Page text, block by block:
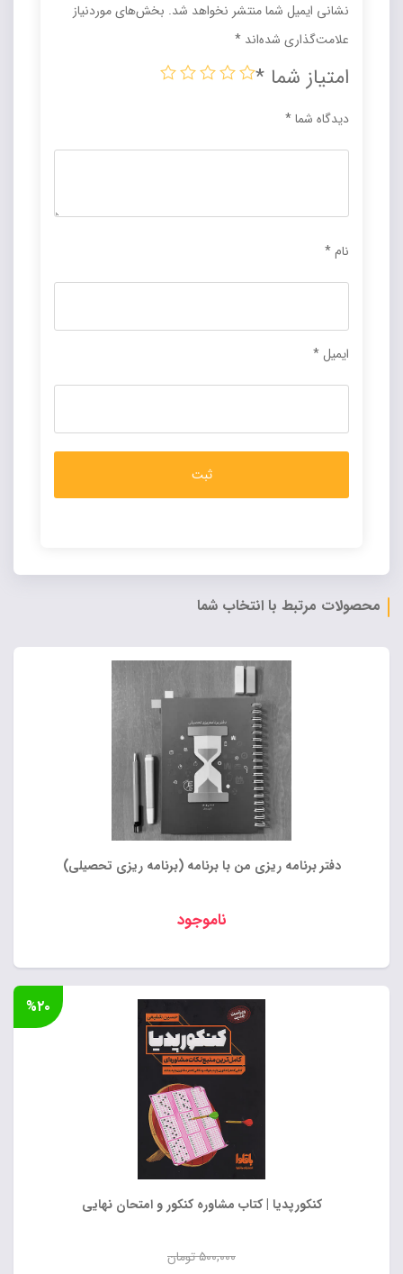
نشانی ایمیل شما منتشر نخواهد شد. بخش‌های موردنیاز
علامت‌گذاری شده‌اند *
امتیاز شما *
دیدگاه شما*
نام*
ایمیل*
محصولات مرتبط با انتخاب شما
دفتر برنامه ریزی من با برنامه (برنامه ریزی تحصیلی)
ناموجود
کنکورپدیا | کتاب مشاوره کنکور و امتحان نهایی
۵۰۰,۰۰۰تومان
%۲۰